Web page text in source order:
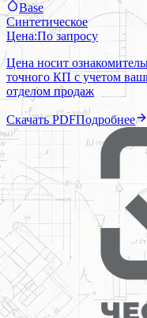
Base
Синтетическое
Цена:По запросу
Цена носит
точного КП с учетом
отделом продаж
Скачать PDFПодробнее